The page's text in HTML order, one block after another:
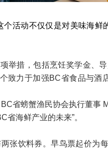
个活动不仅仅是对美味海鲜
举措，包括烹饪奖学金、
力于加强BC省食品与酒
省螃蟹渔民协会执行董事
海鲜产业的未来”。
张饮料券。早鸟票起价为